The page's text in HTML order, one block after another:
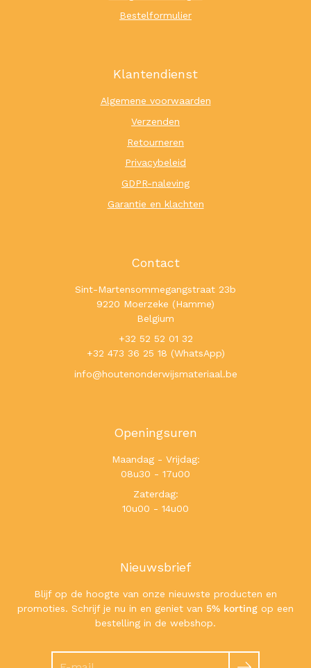
Bestelformulier
Klantendienst
Algemene voorwaarden
Verzenden
Retourneren
Privacybeleid
GDPR-naleving
Garantie en klachten
Contact
Sint-Martensommegangstraat 23b
9220 Moerzeke (Hamme)
Belgium
+32 52 52 01 32
+32 473 36 25 18 (WhatsApp)
info@houtenonderwijsmateriaal.be
Openingsuren
Maandag - Vrijdag:
08u30 - 17u00
Zaterdag:
10u00 - 14u00
Nieuwsbrief
Blijf op de hoogte van onze nieuwste producten en
promoties. Schrijf je nu in en geniet van 5% korting op een
bestelling in de webshop.